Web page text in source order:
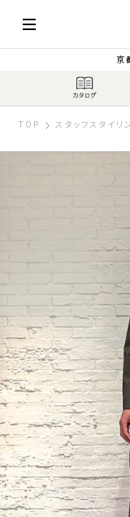
京
TOP スタッフスタイリ